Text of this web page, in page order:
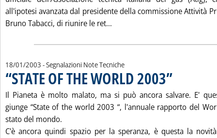
all'ipotesi avanzata dal presidente della commissione Attività
Bruno Tabacci, di riunire le ret...
18/01/2003 - Segnalazioni Note Tecniche
“STATE OF THE WORLD 2003”. Pubblicata
Il Pianeta è molto malato, ma si può ancora salvare. E'
giunge “State of the world 2003 “, l'annuale rapporto del
stato del mondo.
C'è ancora quindi spazio per la speranza, è questa la